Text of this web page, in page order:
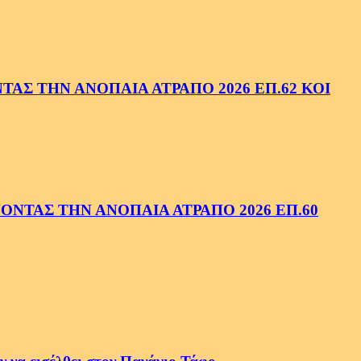
ΤΗΝ ΑΝΟΠΑΙΑ ΑΤΡΑΠΟ 2026 ΕΠ.62 ΚΟΙ
ΤΗΝ ΑΝΟΠΑΙΑ ΑΤΡΑΠΟ 2026 ΕΠ.60